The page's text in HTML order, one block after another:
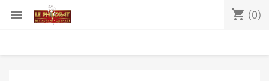
 shopping_cart (0)